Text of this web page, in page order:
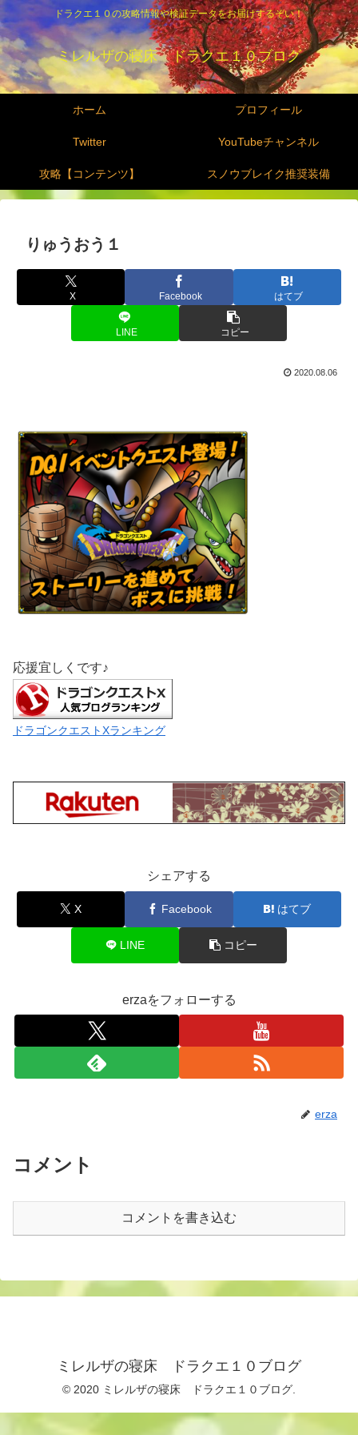
ドラクエ１０の攻略情報や検証データをお届けするぞい！
ミレルザの寝床 ドラクエ１０ブログ
ホーム プロフィール
Twitter YouTubeチャンネル
攻略【コンテンツ】 スノウブレイク推奨装備
りゅうおう１
X Facebook はてブ
LINE コピー
2020.08.06
応援宜しくです♪
ドラゴンクエストXランキング
シェアする
X Facebook はてブ
LINE コピー
erzaをフォローする
erza
コメント
コメントを書き込む
ミレルザの寝床 ドラクエ１０ブログ
© 2020 ミレルザの寝床 ドラクエ１０ブログ.